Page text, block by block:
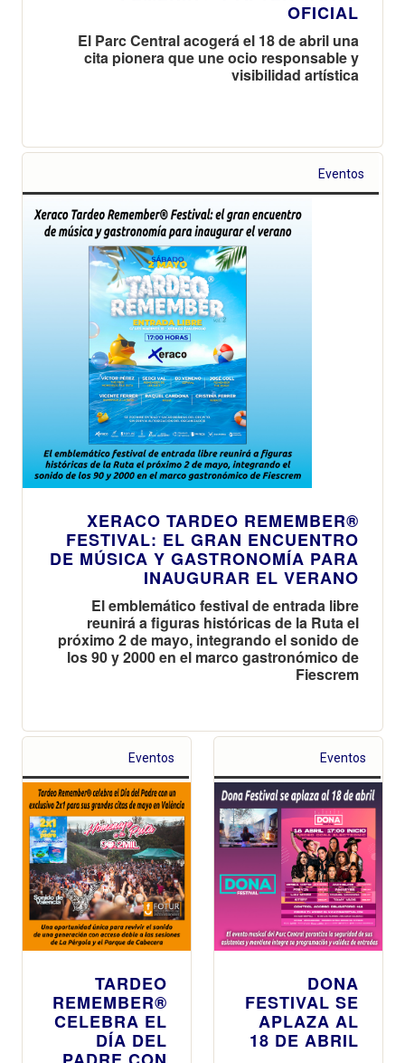
OFICIAL
El Parc Central acogerá el 18 de abril una
cita pionera que une ocio responsable y
visibilidad artística
Eventos
XERACO TARDEO REMEMBER®
FESTIVAL: EL GRAN ENCUENTRO
DE MÚSICA Y GASTRONOMÍA PARA
INAUGURAR EL VERANO
El emblemático festival de entrada libre
reunirá a figuras históricas de la Ruta el
próximo 2 de mayo, integrando el sonido de
los 90 y 2000 en el marco gastronómico de
Fiescrem
Eventos
TARDEO
REMEMBER®
CELEBRA EL
DÍA DEL
Eventos
DONA
FESTIVAL SE
APLAZA AL
18 DE ABRIL